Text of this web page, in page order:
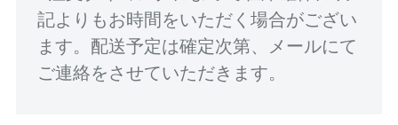
記よりもお時間をいただく場合がござい
ます。配送予定は確定次第、メールにて
ご連絡をさせていただきます。